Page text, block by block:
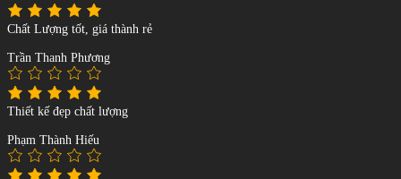
Chất Lượng tốt, giá thành rẻ
Trần Thanh Phương
Thiết kế đẹp chất lượng
Phạm Thành Hiếu